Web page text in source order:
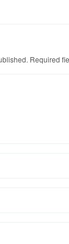
Required